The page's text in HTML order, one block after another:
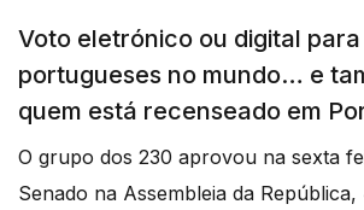
Voto eletrónico ou digital
portugueses no mundo… e
quem está recenseado em
O grupo dos 230 aprovou na sexta
Senado na Assembleia da